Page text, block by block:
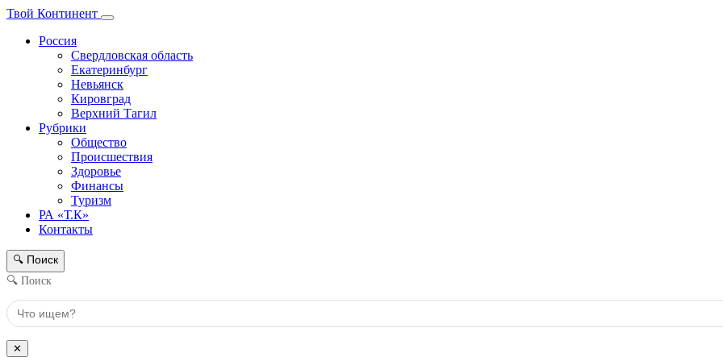
Твой Континент
Россия
Свердловская область
Екатеринбург
Невьянск
Кировград
Верхний Тагил
Рубрики
Общество
Происшествия
Здоровье
Финансы
Туризм
РА «Т.К»
Контакты
🔍 Поиск
🔍 Поиск
✕